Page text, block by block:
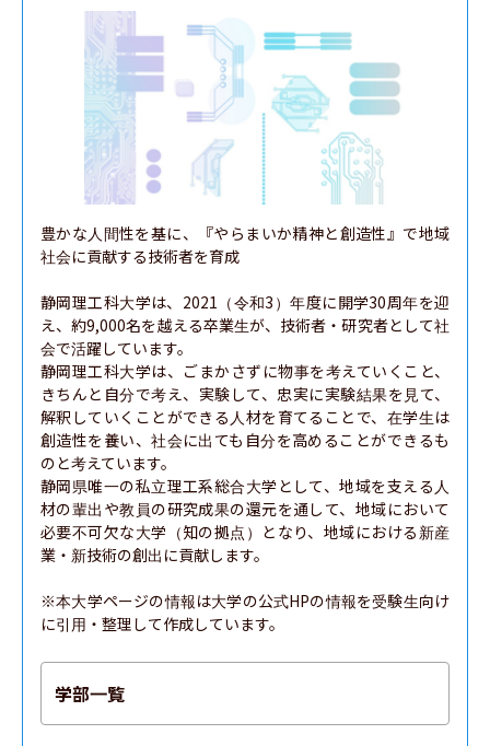
豊かな人間性を基に、『やらまいか精神と創造性』で地域
社会に貢献する技術者を育成
静岡理工科大学は、2021（令和3）年度に開学30周年を迎
え、約9,000名を越える卒業生が、技術者・研究者として社
会で活躍しています。
静岡理工科大学は、ごまかさずに物事を考えていくこと、
きちんと自分で考え、実験して、忠実に実験結果を見て、
解釈していくことができる人材を育てることで、在学生は
創造性を養い、社会に出ても自分を高めることができるも
のと考えています。
静岡県唯一の私立理工系総合大学として、地域を支える人
材の輩出や教員の研究成果の還元を通して、地域において
必要不可欠な大学（知の拠点）となり、地域における新産
業・新技術の創出に貢献します。
※本大学ページの情報は大学の公式HPの情報を受験生向け
に引用・整理して作成しています。
学部一覧